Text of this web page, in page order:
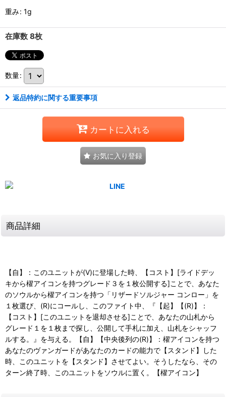
重み: 1g
在庫数 8枚
数量:
返品特約に関する重要事項
カートに入れる
お気に入り登録
商品詳細
【自】：このユニットが(V)に登場した時、【コスト】[ライドデッ
キから櫂アイコンを持つグレード３を１枚公開する]ことで、あなた
のソウルから櫂アイコンを持つ「リザードソルジャー コンロー」を
１枚選び、(R)にコールし、このファイト中、『【起】【(R)】：
【コスト】[このユニットを退却させる]ことで、あなたの山札から
グレード１を１枚まで探し、公開して手札に加え、山札をシャッフ
ルする。』を与える。【自】【中央後列の(R)】：櫂アイコンを持つ
あなたのヴァンガードがあなたのカードの能力で【スタンド】した
時、このユニットを【スタンド】させてよい。そうしたなら、その
ターン終了時、このユニットをソウルに置く。【櫂アイコン】